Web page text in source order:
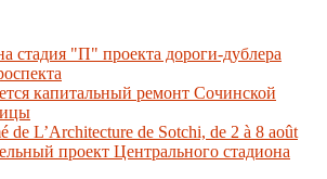
стадия "П" проекта дороги-дублера
капитальный ремонт Сочинской
de L’Architecture de Sotchi, de 2 à 8 août
проект Центрального стадиона